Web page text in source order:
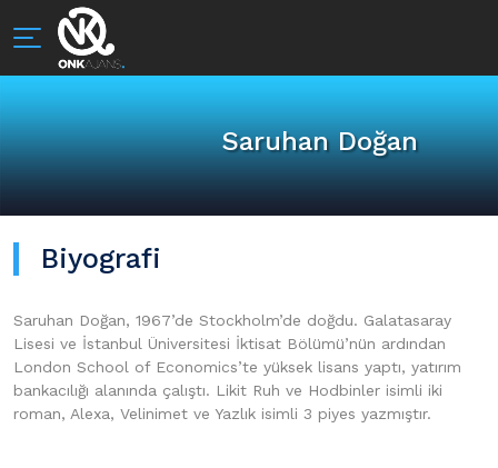
Saruhan Doğan
Biyografi
Saruhan Doğan, 1967’de Stockholm’de doğdu. Galatasaray
Lisesi ve İstanbul Üniversitesi İktisat Bölümü’nün ardından
London School of Economics’te yüksek lisans yaptı, yatırım
bankacılığı alanında çalıştı. Likit Ruh ve Hodbinler isimli iki
roman, Alexa, Velinimet ve Yazlık isimli 3 piyes yazmıştır.